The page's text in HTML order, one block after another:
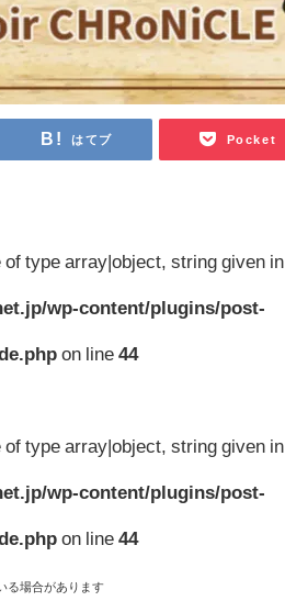
はてブ Pocket
type array|object, string given in
wp-content/plugins/post-
on line44
type array|object, string given in
wp-content/plugins/post-
on line44
る場合があります